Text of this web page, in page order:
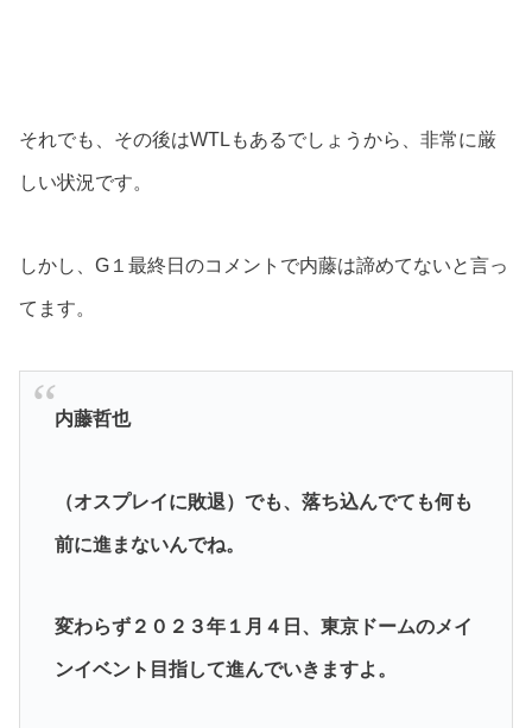
それでも、その後はWTLもあるでしょうから、非常に厳
しい状況です。
しかし、G１最終日のコメントで内藤は諦めてないと言っ
てます。
内藤哲也
（オスプレイに敗退）でも、落ち込んでても何も
前に進まないんでね。
変わらず２０２３年１月４日、東京ドームのメイ
ンイベント目指して進んでいきますよ。